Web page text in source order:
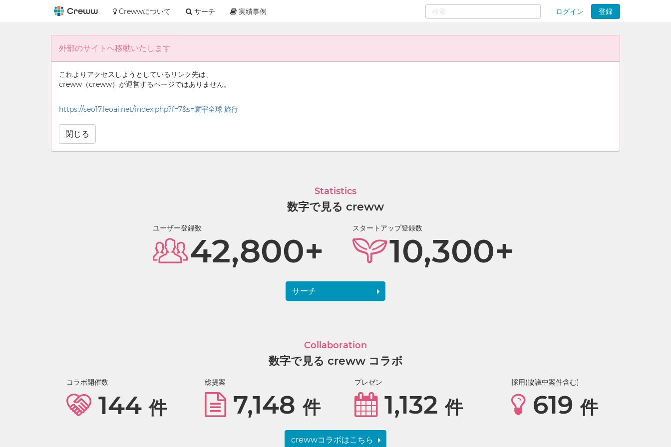
Crewwについて サーチ 実績事例 ログイン
登録
selections
外部のサイトへ移動いたします
これよりアクセスしようとしているリンク先は、
creww（creww）が運営するページではありません。
https://seo17.leoai.net/index.php?f=7&s=寰宇全球 旅行
閉じる
Statistics
数字で見る creww
ユーザー登録数
42,800+
スタートアップ登録数
10,300+
サーチ
Collaboration
数字で見る creww コラボ
コラボ開催数
144件
総提案
7,148件
プレゼン
1,132件
採用(協議中案件含む)
619件
crewwコラボはこちら